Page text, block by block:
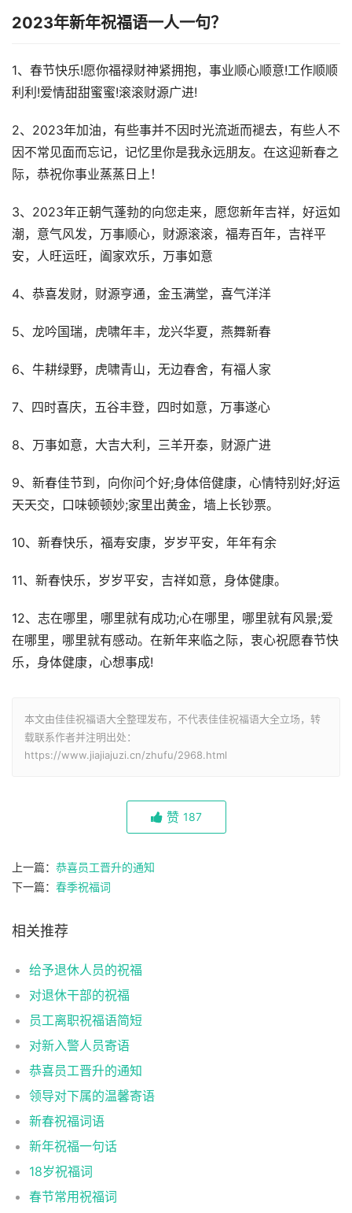
2023年新年祝福语一人一句？
1、春节快乐!愿你福禄财神紧拥抱，事业顺心顺意!工作顺顺
利利!爱情甜甜蜜蜜!滚滚财源广进!
2、2023年加油，有些事并不因时光流逝而褪去，有些人不
因不常见面而忘记，记忆里你是我永远朋友。在这迎新春之
际，恭祝你事业蒸蒸日上！
3、2023年正朝气蓬勃的向您走来，愿您新年吉祥，好运如
潮，意气风发，万事顺心，财源滚滚，福寿百年，吉祥平
安，人旺运旺，阖家欢乐，万事如意
4、恭喜发财，财源亨通，金玉满堂，喜气洋洋
5、龙吟国瑞，虎啸年丰，龙兴华夏，燕舞新春
6、牛耕绿野，虎啸青山，无边春舍，有福人家
7、四时喜庆，五谷丰登，四时如意，万事遂心
8、万事如意，大吉大利，三羊开泰，财源广进
9、新春佳节到，向你问个好;身体倍健康，心情特别好;好运
天天交，口味顿顿妙;家里出黄金，墙上长钞票。
10、新春快乐，福寿安康，岁岁平安，年年有余
11、新春快乐，岁岁平安，吉祥如意，身体健康。
12、志在哪里，哪里就有成功;心在哪里，哪里就有风景;爱
在哪里，哪里就有感动。在新年来临之际，衷心祝愿春节快
乐，身体健康，心想事成!
本文由佳佳祝福语大全整理发布，不代表佳佳祝福语大全立场，转
载联系作者并注明出处：
https://www.jiajiajuzi.cn/zhufu/2968.html
赞 187
上一篇： 恭喜员工晋升的通知
下一篇： 春季祝福词
相关推荐
给予退休人员的祝福
对退休干部的祝福
员工离职祝福语简短
对新入警人员寄语
恭喜员工晋升的通知
领导对下属的温馨寄语
新春祝福词语
新年祝福一句话
18岁祝福词
春节常用祝福词